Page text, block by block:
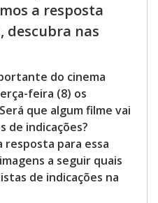
a resposta
descubra nas
do cinema
feira (8) os
que algum filme vai
de indicações?
resposta para essa
a seguir quais
de indicações na